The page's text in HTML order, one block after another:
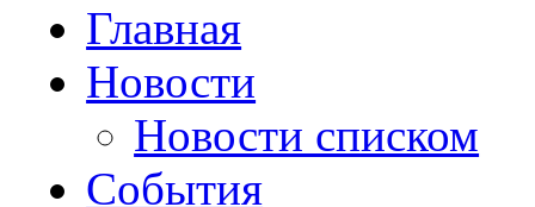
Главная
Новости
Новости списком
События